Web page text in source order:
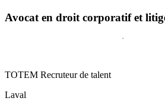
Avocat en droit corporatif et
TOTEM Recruteur de talent
Laval